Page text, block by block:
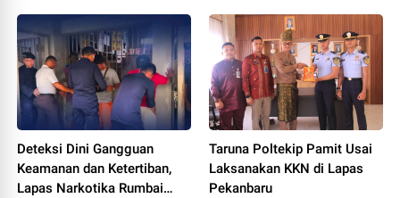
Deteksi Dini Gangguan
Keamanan dan Ketertiban,
Lapas Narkotika Rumbai
Taruna Poltekip Pamit Usai
Laksanakan KKN di Lapas
Pekanbaru